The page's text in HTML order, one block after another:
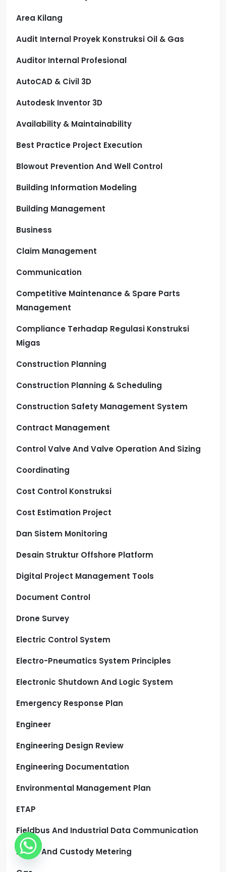
Area Kilang
Audit Internal Proyek Konstruksi Oil & Gas
Auditor Internal Profesional
AutoCAD & Civil 3D
Autodesk Inventor 3D
Availability & Maintainability
Best Practice Project Execution
Blowout Prevention And Well Control
Building Information Modeling
Building Management
Business
Claim Management
Communication
Competitive Maintenance & Spare Parts
Management
Compliance Terhadap Regulasi Konstruksi
Migas
Construction Planning
Construction Planning & Scheduling
Construction Safety Management System
Contract Management
Control Valve And Valve Operation And Sizing
Coordinating
Cost Control Konstruksi
Cost Estimation Project
Dan Sistem Monitoring
Desain Struktur Offshore Platform
Digital Project Management Tools
Document Control
Drone Survey
Electric Control System
Electro-Pneumatics System Principles
Electronic Shutdown And Logic System
Emergency Response Plan
Engineer
Engineering Design Review
Engineering Documentation
Environmental Management Plan
ETAP
Fieldbus And Industrial Data Communication
Fiscal And Custody Metering